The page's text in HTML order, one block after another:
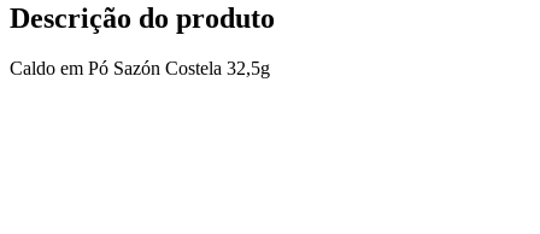
Descrição do produto
Caldo em Pó Sazón Costela 32,5g